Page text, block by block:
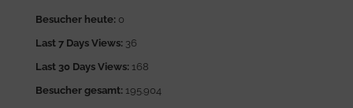
Besucher heute: 0
Last 7 Days Views: 36
Last 30 Days Views: 168
Besucher gesamt: 195.904